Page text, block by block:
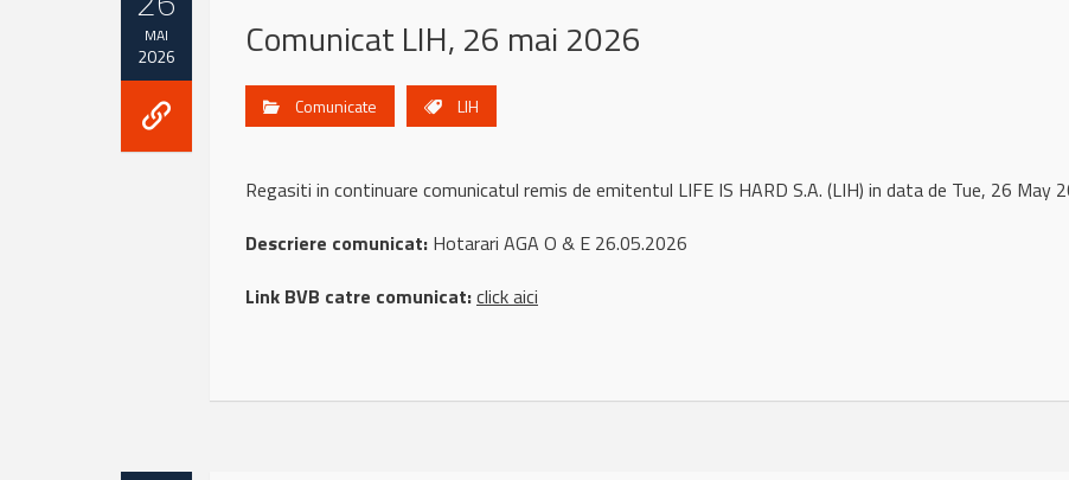
MAI
2026 Comunicat LIH, 26 mai 2026
Comunicate LIH
Regasiti in continuare comunicatul remis de emitentul LIFE IS HARD S.A. (LIH) in data de Tue, 26 May
Descriere comunicat: Hotarari AGA O & E 26.05.2026
Link BVB catre comunicat:click aici